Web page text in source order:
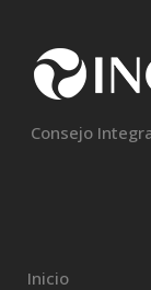
Consejo
Inicio